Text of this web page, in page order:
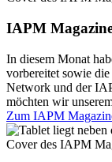
IAPM
In diesem Monat
vorbereitet sowie
Network und der
möchten wir
Zum IAPM